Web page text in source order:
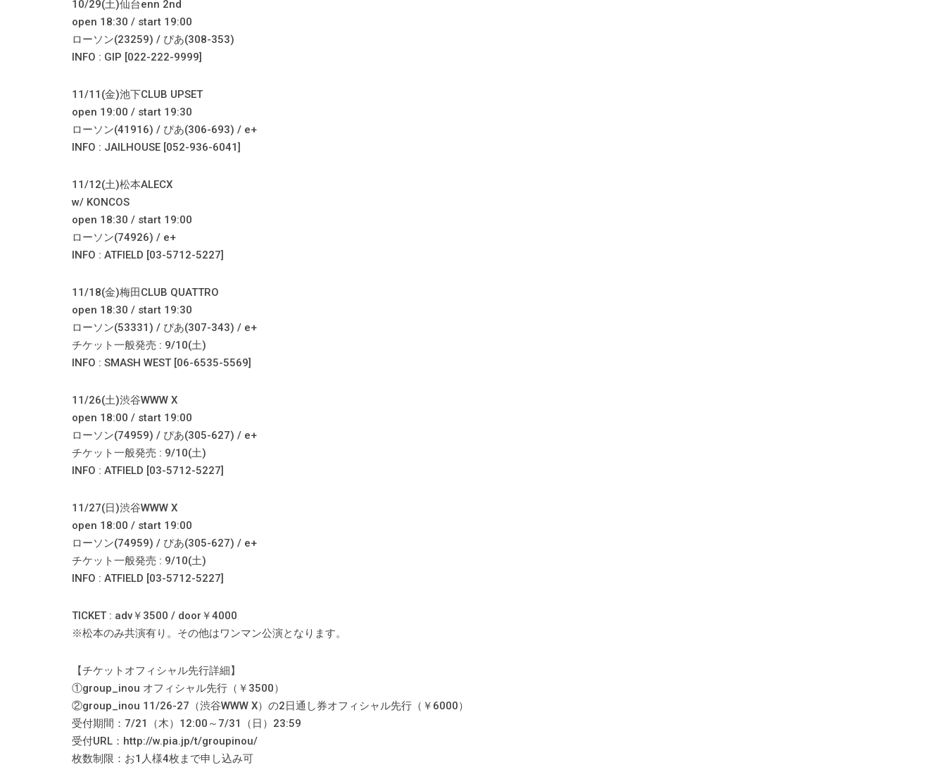
10/29(土)仙台enn 2nd
open 18:30 / start 19:00
ローソン(23259) / ぴあ(308-353)
INFO : GIP [022-222-9999]
11/11(金)池下CLUB UPSET
open 19:00 / start 19:30
ローソン(41916) / ぴあ(306-693) / e+
INFO : JAILHOUSE [052-936-6041]
11/12(土)松本ALECX
w/ KONCOS
open 18:30 / start 19:00
ローソン(74926) / e+
INFO : ATFIELD [03-5712-5227]
11/18(金)梅田CLUB QUATTRO
open 18:30 / start 19:30
ローソン(53331) / ぴあ(307-343) / e+
チケット一般発売 : 9/10(土)
INFO : SMASH WEST [06-6535-5569]
11/26(土)渋谷WWW X
open 18:00 / start 19:00
ローソン(74959) / ぴあ(305-627) / e+
チケット一般発売 : 9/10(土)
INFO : ATFIELD [03-5712-5227]
11/27(日)渋谷WWW X
open 18:00 / start 19:00
ローソン(74959) / ぴあ(305-627) / e+
チケット一般発売 : 9/10(土)
INFO : ATFIELD [03-5712-5227]
TICKET : adv￥3500 / door￥4000
※松本のみ共演有り。その他はワンマン公演となります。
【チケットオフィシャル先行詳細】
①group_inou オフィシャル先行（￥3500）
②group_inou 11/26-27（渋谷WWW X）の2日通し券オフィシャル先行（￥6000）
受付期間：7/21（木）12:00～7/31（日）23:59
受付URL：http://w.pia.jp/t/groupinou/
枚数制限：お1人様​4枚まで申し込み可